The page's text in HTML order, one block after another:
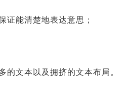
证能清楚地表达意思；
的文本以及拥挤的文本布局。